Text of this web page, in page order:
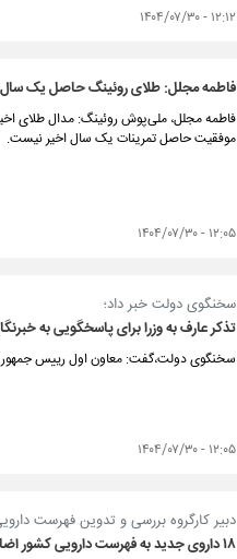
۱۲:۱۲ - ۱۴۰۴/۰۷/۳۰
فاطمه مجلل: طلای روئینگ حاصل یک سال
فاطمه مجلل، ملی‌پوش روئینگ: مدال طلای
موفقیت حاصل تمرینات یک سال اخیر نیست.
۱۲:۰۵ - ۱۴۰۴/۰۷/۳۰
سخنگوی دولت خبر داد؛
تذکر عارف به وزرا برای پاسخگویی به خبرنگاران/
سخنگوی دولت،گفت: معاون اول رییس جمهور
۱۲:۰۵ - ۱۴۰۴/۰۷/۳۰
دبیر کارگروه بررسی و تدوین فهرست
۱۸ داروی جدید به فهرست دارویی کشور اضافه شد